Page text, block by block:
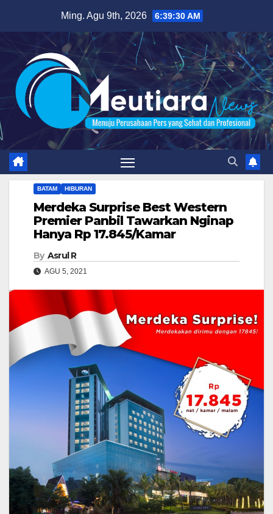
content
Ming. Agu 9th, 2026 6:39:31 AM
BATAM HIBURAN
Merdeka Surprise Best Western
Premier Panbil Tawarkan Nginap
Hanya Rp 17.845/Kamar
By Asrul R
AGU 5, 2021